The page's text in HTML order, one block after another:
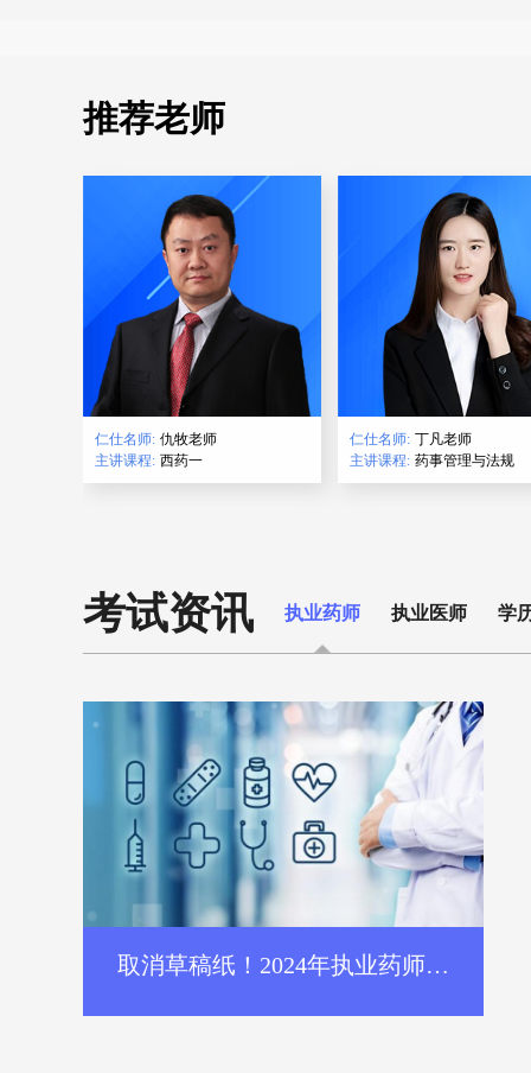
推荐老师
仁仕名师: 仇牧老师
主讲课程: 西药一
仁仕名师: 丁凡老师
主讲课程: 药事管理与法规
考试资讯 执业药师 执业医师 学
取消草稿纸！2024年执业药师机